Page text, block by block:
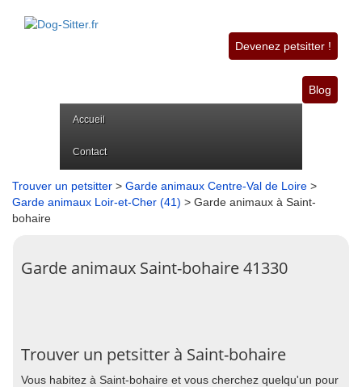
Devenez petsitter !
Blog
Accueil
Contact
Trouver un petsitter > Garde animaux Centre-Val de Loire >
Garde animaux Loir-et-Cher (41) > Garde animaux à Saint-
bohaire
Garde animaux Saint-bohaire 41330
Trouver un petsitter à Saint-bohaire
Vous habitez à Saint-bohaire et vous cherchez quelqu'un pour